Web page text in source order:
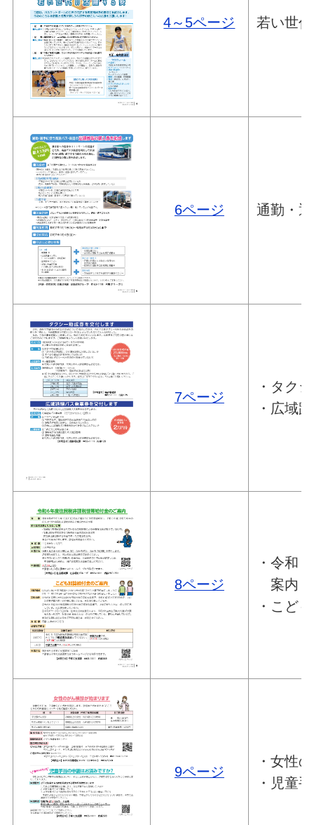
4～5ページ 若い世
6ページ 通勤・
7ページ
・タク
・広域
8ページ
・令和
案内
・こど
9ページ
・女性
・児童